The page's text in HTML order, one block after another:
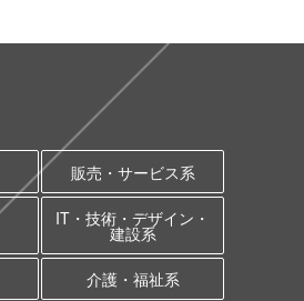
販売・サービス系
IT・技術・デザイン・
建設系
介護・福祉系